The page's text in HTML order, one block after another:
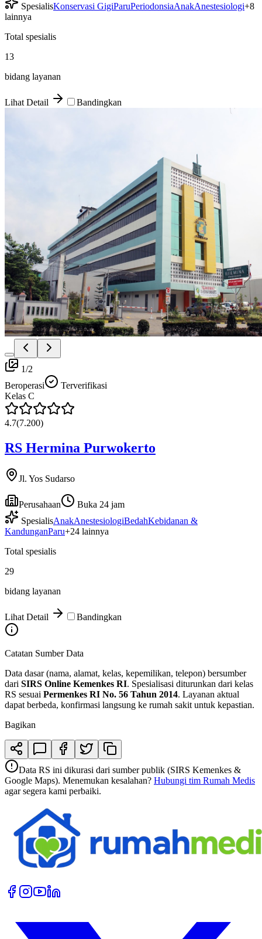
SpesialisKonservasi GigiParuPeriodonsiaAnakAnestesiologi+8
lainnya
Total spesialis
13
bidang layanan
Lihat Detail Bandingkan
1/2
Beroperasi
Terverifikasi
Kelas C
4.7(7.200)
RS Hermina Purwokerto
Jl. Yos Sudarso
Perusahaan
Buka 24 jam
SpesialisAnakAnestesiologiBedahKebidanan &
KandunganParu+24 lainnya
Total spesialis
29
bidang layanan
Lihat Detail Bandingkan
Catatan Sumber Data
Data dasar (nama, alamat, kelas, kepemilikan, telepon) bersumber
dari SIRS Online Kemenkes RI. Spesialisasi diturunkan dari kelas
RS sesuai Permenkes RI No. 56 Tahun 2014. Layanan aktual
dapat berbeda, konfirmasi langsung ke rumah sakit untuk kepastian.
Bagikan
Data RS ini dikurasi dari sumber publik (SIRS Kemenkes &
Google Maps). Menemukan kesalahan? Hubungi tim Rumah Medis
agar segera kami perbaiki.